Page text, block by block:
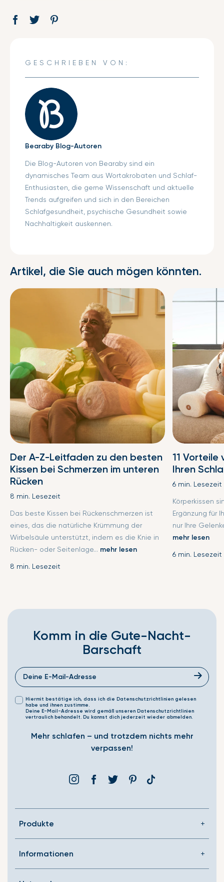
Auf
Öffnet
Tweet
Öffnet
GESCHRIEBEN VON:
Bearaby Blog-Autoren
Die Blog-Autoren von Bearaby sind ein
dynamisches Team aus Wortakrobaten und Schlaf-
Enthusiasten, die gerne Wissenschaft und aktuelle
Trends aufgreifen und sich in den Bereichen
Schlafgesundheit, psychische Gesundheit sowie
Nachhaltigkeit auskennen.
Artikel, die Sie auch mögen könnten.
Der A-Z-Leitfaden zu den besten
Kissen bei Schmerzen im unteren
Rücken
8 min. Lesezeit
Das beste Kissen bei Rückenschmerzen ist
eines, das die natürliche Krümmung der
Wirbelsäule unterstützt, indem es die Knie in
Rücken- oder Seitenlage... mehr lesen
8 min. Lesezeit
11 Vorteile
Ihren
6 min. Lesezeit
Körperkissen
Ergänzung für
nur Ihre
mehr lesen
6 min. Lesezeit
Komm in die Gute-Nacht-
Barschaft
Hiermit bestätige ich, dass ich die Datenschutzrichtlinien gelesen
habe und ihnen zustimme.
Deine E-Mail-Adresse wird gemäß unseren Datenschutzrichtlinien
vertraulich behandelt. Du kannst dich jederzeit wieder abmelden.
Mehr schlafen – und trotzdem nichts mehr
verpassen!
InstagramFacebookÞjórsárdenPinterestTranslation
Produkte
Informationen